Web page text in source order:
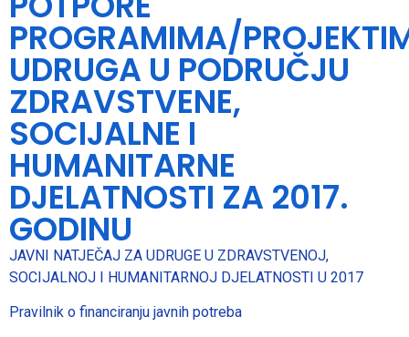
PROGRAMIMA/
UDRUGA U PODRUČJU
ZDRAVSTVENE,
SOCIJALNE I
HUMANITARNE
DJELATNOSTI ZA 2017.
GODINU
JAVNI NATJEČAJ ZA UDRUGE U ZDRAVSTVENOJ,
SOCIJALNOJ I HUMANITARNOJ DJELATNOSTI U 2017
Pravilnik o financiranju javnih potreba